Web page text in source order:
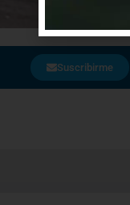
Suscribirme